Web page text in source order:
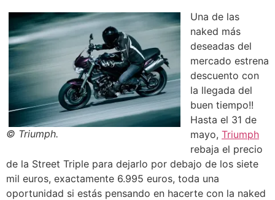
© Triumph.
Una de las
naked más
deseadas del
mercado estrena
descuento con
la llegada del
buen tiempo!!
Hasta el 31 de
mayo, Triumph
rebaja el precio
de la Street Triple para dejarlo por debajo de los siete
mil euros, exactamente 6.995 euros, toda una
oportunidad si estás pensando en hacerte con la naked